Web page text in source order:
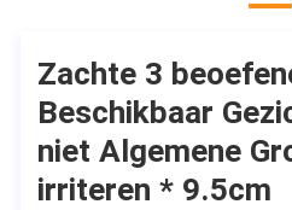
Zachte 3
Beschikbaar
niet Algemene
irriteren * 9.5cm